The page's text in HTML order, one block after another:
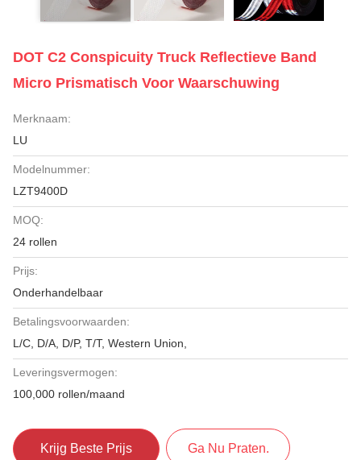
DOT C2 Conspicuity Truck Reflectieve Band
Micro Prismatisch Voor Waarschuwing
Merknaam:
LU
Modelnummer:
LZT9400D
MOQ:
24 rollen
Prijs:
Onderhandelbaar
Betalingsvoorwaarden:
L/C, D/A, D/P, T/T, Western Union,
Leveringsvermogen:
100,000 rollen/maand
Krijg Beste Prijs Ga Nu Praten.